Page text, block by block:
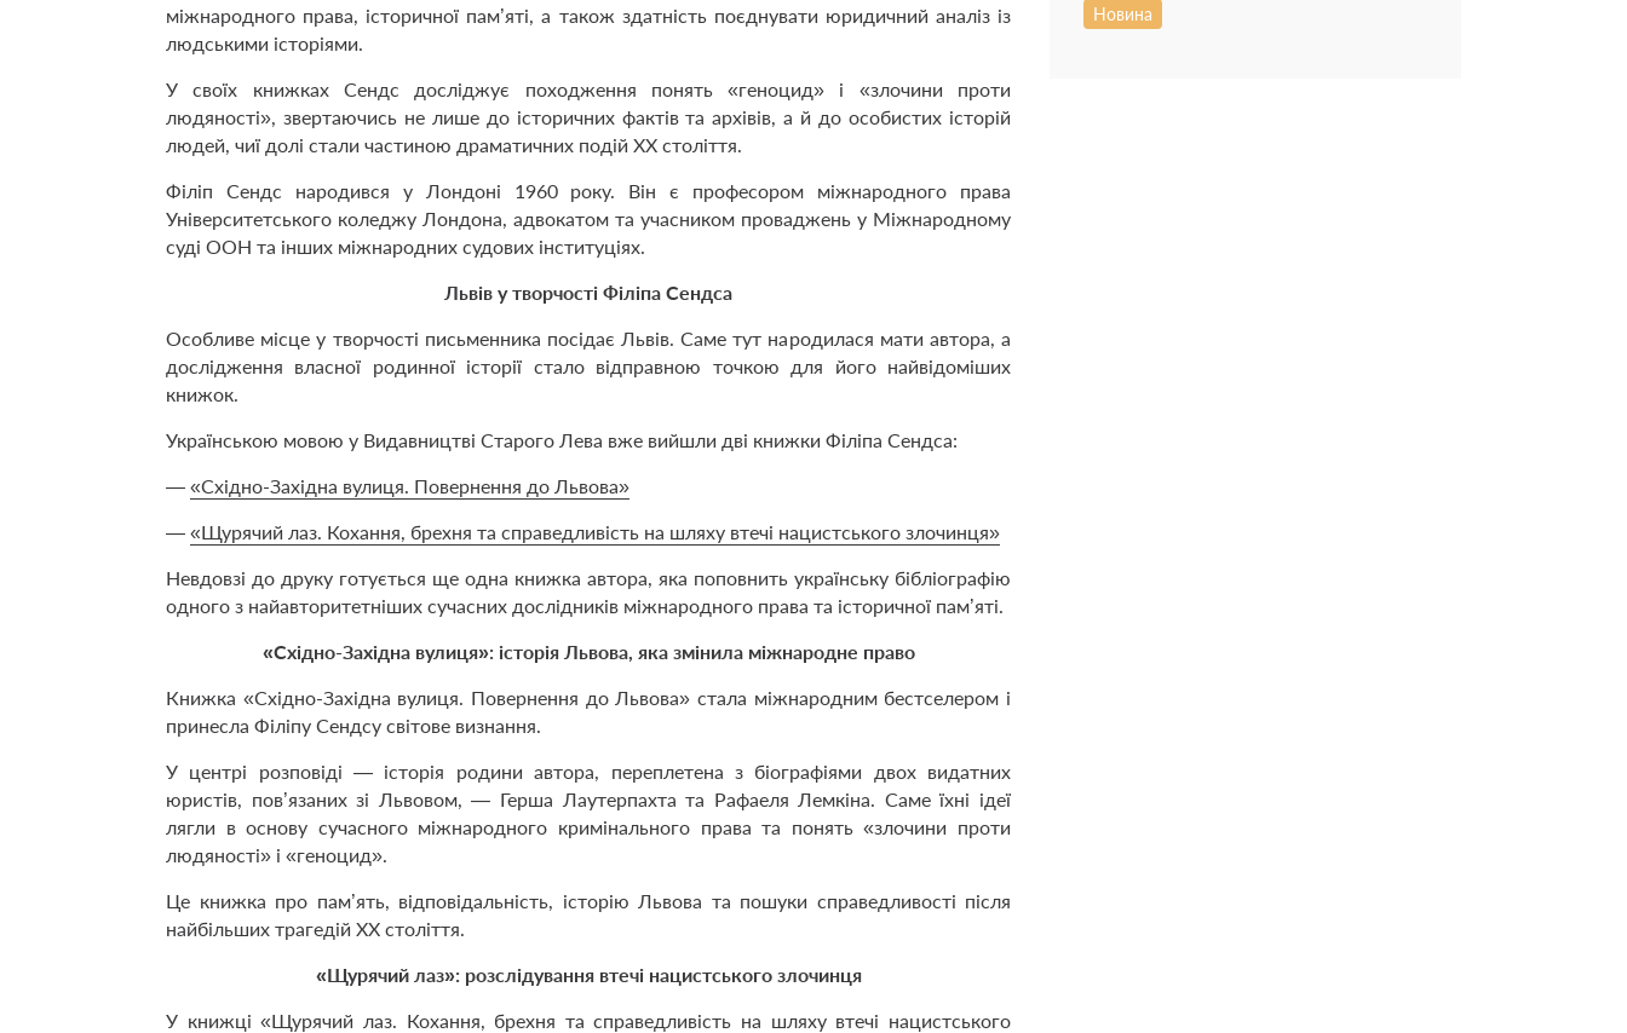
міжнародного права, історичної пам’яті, а також здатність поєднувати юридичний аналіз із
людськими історіями.
У своїх книжках Сендс досліджує походження понять «геноцид» і «злочини проти
людяності», звертаючись не лише до історичних фактів та архівів, а й до особистих історій
людей, чиї долі стали частиною драматичних подій ХХ століття.
Філіп Сендс народився у Лондоні 1960 року. Він є професором міжнародного права
Університетського коледжу Лондона, адвокатом та учасником проваджень у Міжнародному
суді ООН та інших міжнародних судових інституціях.
Львів у творчості Філіпа Сендса
Особливе місце у творчості письменника посідає Львів. Саме тут народилася мати автора, а
дослідження власної родинної історії стало відправною точкою для його найвідоміших
книжок.
Українською мовою у Видавництві Старого Лева вже вийшли дві книжки Філіпа Сендса:
— «Східно-Західна вулиця. Повернення до Львова»
— «Щурячий лаз. Кохання, брехня та справедливість на шляху втечі нацистського злочинця»
Невдовзі до друку готується ще одна книжка автора, яка поповнить українську бібліографію
одного з найавторитетніших сучасних дослідників міжнародного права та історичної пам’яті.
«Східно-Західна вулиця»: історія Львова, яка змінила міжнародне право
Книжка «Східно-Західна вулиця. Повернення до Львова» стала міжнародним бестселером і
принесла Філіпу Сендсу світове визнання.
У центрі розповіді — історія родини автора, переплетена з біографіями двох видатних
юристів, пов’язаних зі Львовом, — Герша Лаутерпахта та Рафаеля Лемкіна. Саме їхні ідеї
лягли в основу сучасного міжнародного кримінального права та понять «злочини проти
людяності» і «геноцид».
Це книжка про пам’ять, відповідальність, історію Львова та пошуки справедливості після
найбільших трагедій ХХ століття.
«Щурячий лаз»: розслідування втечі нацистського злочинця
У книжці «Щурячий лаз. Кохання, брехня та справедливість на шляху втечі нацистського
Новина